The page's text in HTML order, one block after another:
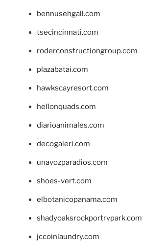
bennusehgall.com
tsecincinnati.com
roderconstructiongroup.com
plazabatai.com
hawkscayresort.com
hellonquads.com
diarioanimales.com
decogaleri.com
unavozparadios.com
shoes-vert.com
elbotanicopanama.com
shadyoaksrockportrvpark.com
jccoinlaundry.com